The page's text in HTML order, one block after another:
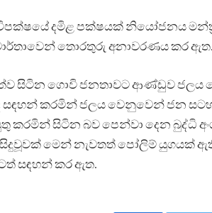
දමිළ පක්ෂයක් නියෝජනය
තොරතුරු අනාවරණය කර ඇත.
සිටින ගොවි ජනතාවට ආණ්ඩුව ජලය
කරමින් ජලය වෙනුවෙන් ජන
සිටින බව පෙන්වා දෙන බුද්ධි අංශ
මෙන් නැවතත් පෝලිම් යුගයක්
සඳහන් කර ඇත.